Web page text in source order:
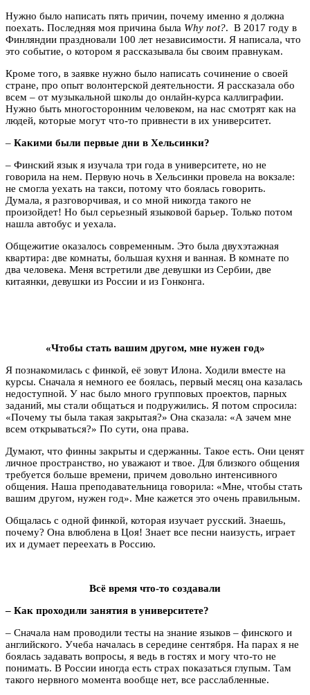
Нужно было написать пять причин, почему именно я должна
поехать. Последняя моя причина была Why not?. В 2017 году в
Финляндии праздновали 100 лет независимости. Я написала, что
это событие, о котором я рассказывала бы своим правнукам.
Кроме того, в заявке нужно было написать сочинение о своей
стране, про опыт волонтерской деятельности. Я рассказала обо
всем – от музыкальной школы до онлайн-курса каллиграфии.
Нужно быть многосторонним человеком, на нас смотрят как на
людей, которые могут что-то привнести в их университет.
– Какими были первые дни в Хельсинки?
– Финский язык я изучала три года в университете, но не
говорила на нем. Первую ночь в Хельсинки провела на вокзале:
не смогла уехать на такси, потому что боялась говорить.
Думала, я разговорчивая, и со мной никогда такого не
произойдет! Но был серьезный языковой барьер. Только потом
нашла автобус и уехала.
Общежитие оказалось современным. Это была двухэтажная
квартира: две комнаты, большая кухня и ванная. В комнате по
два человека. Меня встретили две девушки из Сербии, две
китаянки, девушки из России и из Гонконга.
«Чтобы стать вашим другом, мне нужен год»
Я познакомилась с финкой, её зовут Илона. Ходили вместе на
курсы. Сначала я немного ее боялась, первый месяц она казалась
недоступной. У нас было много групповых проектов, парных
заданий, мы стали общаться и подружились. Я потом спросила:
«Почему ты была такая закрытая?» Она сказала: «А зачем мне
всем открываться?» По сути, она права.
Думают, что финны закрыты и сдержанны. Такое есть. Они ценят
личное пространство, но уважают и твое. Для близкого общения
требуется больше времени, причем довольно интенсивного
общения. Наша преподавательница говорила: «Мне, чтобы стать
вашим другом, нужен год». Мне кажется это очень правильным.
Общалась с одной финкой, которая изучает русский. Знаешь,
почему? Она влюблена в Цоя! Знает все песни наизусть, играет
их и думает переехать в Россию.
Всё время что-то создавали
– Как проходили занятия в университете?
– Сначала нам проводили тесты на знание языков – финского и
английского. Учеба началась в середине сентября. На парах я не
боялась задавать вопросы, я ведь в гостях и могу что-то не
понимать. В России иногда есть страх показаться глупым. Там
такого нервного момента вообще нет, все расслабленные.